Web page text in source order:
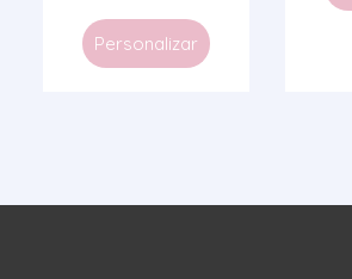
Personalizar